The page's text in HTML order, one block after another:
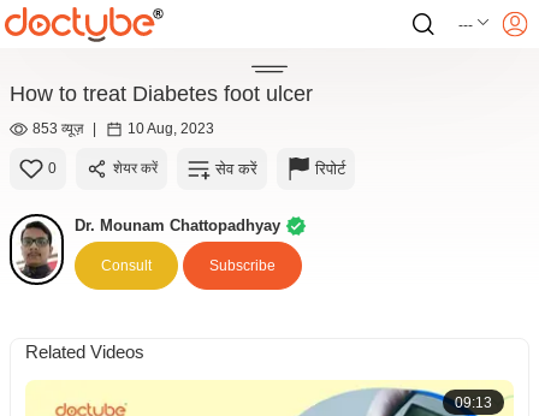
---
How to treat Diabetes foot ulcer
853 व्यूज़ | 10 Aug, 2023
0 शेयर करें सेव करें रिपोर्ट
Dr. Mounam Chattopadhyay
Consult Subscribe
Related Videos
09:13